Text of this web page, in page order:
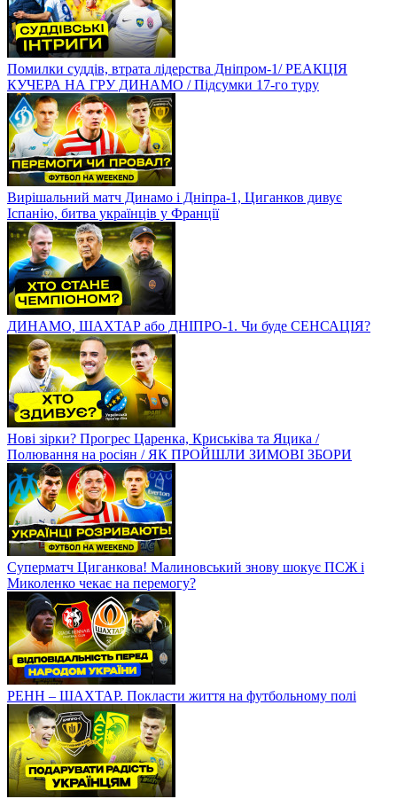
Помилки суддів, втрата лідерства Дніпром-1/ РЕАКЦІЯ
КУЧЕРА НА ГРУ ДИНАМО / Підсумки 17-го туру
Вирішальний матч Динамо і Дніпра-1, Циганков дивує
Іспанію, битва українців у Франції
ДИНАМО, ШАХТАР або ДНІПРО-1. Чи буде СЕНСАЦІЯ?
Нові зірки? Прогрес Царенка, Криськіва та Яцика /
Полювання на росіян / ЯК ПРОЙШЛИ ЗИМОВІ ЗБОРИ
Суперматч Циганкова! Малиновський знову шокує ПСЖ і
Миколенко чекає на перемогу?
РЕНН – ШАХТАР. Покласти життя на футбольному полі